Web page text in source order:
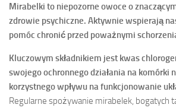
Mirabelki to niepozorne owoce o
zdrowie psychiczne. Aktywnie wspierają
pomóc chronić przed poważnymi
Kluczowym składnikiem jest kwas
swojego ochronnego działania na komórki
korzystnego wpływu na funkcjonowanie
Regularne spożywanie mirabelek, bogatych